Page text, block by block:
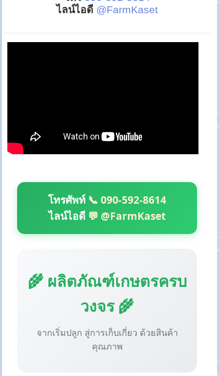
ไลน์ไอดี @FarmKaset
โทรศัพท์ 📞 090-592-8614
ไลน์ไอดี 💬 @FarmKaset
🌾 ผลิตภัณฑ์เกษตรครบ
วงจร 🌾
จากเริ่มปลูก สู่การเก็บเกี่ยว ด้วยสินค้า
คุณภาพ